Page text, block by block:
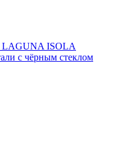
LAGUNA ISOLA
с чёрным стеклом